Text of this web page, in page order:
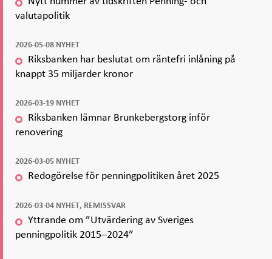
valutapolitik
2026-05-08 NYHET
Riksbanken har beslutat om räntefri inlåning på
knappt 35 miljarder kronor
2026-03-19 NYHET
Riksbanken lämnar Brunkebergstorg inför
renovering
2026-03-05 NYHET
Redogörelse för penningpolitiken året 2025
2026-03-04 NYHET, REMISSVAR
Yttrande om ”Utvärdering av Sveriges
penningpolitik 2015–2024”